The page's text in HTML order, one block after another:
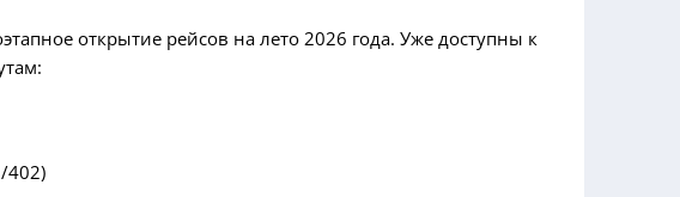
открытие рейсов на лето 2026 года. Уже доступны к
402)